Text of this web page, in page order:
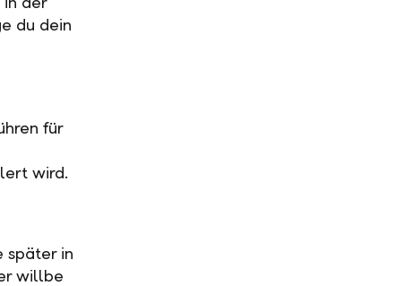
du dein
für
wird.
später in
willbe